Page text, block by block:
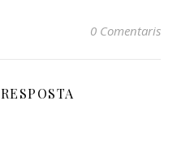
0 Comentaris